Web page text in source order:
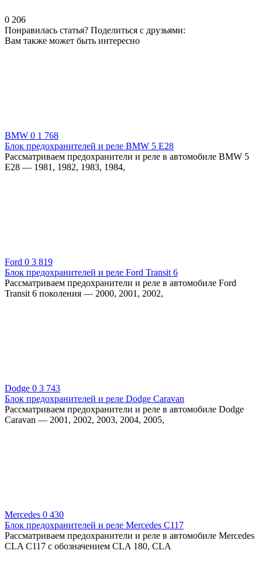
0 206
Понравилась статья? Поделиться с друзьями:
Вам также может быть интересно
BMW 0 1 768
Блок предохранителей и реле BMW 5 E28
Рассматриваем предохранители и реле в автомобиле BMW 5
E28 — 1981, 1982, 1983, 1984,
Ford 0 3 819
Блок предохранителей и реле Ford Transit 6
Рассматриваем предохранители и реле в автомобиле Ford
Transit 6 поколения — 2000, 2001, 2002,
Dodge 0 3 743
Блок предохранителей и реле Dodge Caravan
Рассматриваем предохранители и реле в автомобиле Dodge
Caravan — 2001, 2002, 2003, 2004, 2005,
Mercedes 0 430
Блок предохранителей и реле Mercedes C117
Рассматриваем предохранители и реле в автомобиле Mercedes
CLA C117 с обозначением CLA 180, CLA